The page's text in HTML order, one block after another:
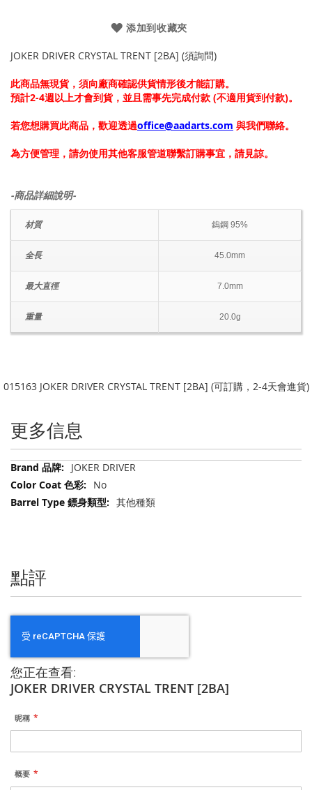
添加到收藏夾
JOKER DRIVER CRYSTAL TRENT [2BA] (須詢問)
此商品無現貨，須向廠商確認供貨情形後才能訂購。
預計2-4週以上才會到貨，並且需事先完成付款 (不適用貨到付款)。
若您想購買此商品，歡迎透過office@aadarts.com 與我們聯絡。
為方便管理，請勿使用其他客服管道聯繫訂購事宜，請見諒。
-商品詳細說明-
材質 鎢鋼 95%
全長 45.0mm
最大直徑 7.0mm
重量 20.0g
015163 JOKER DRIVER CRYSTAL TRENT [2BA] (可訂購，2-4天會進貨)
更多信息
更
多
息
JOKER DRIVER
No
其他種類
點評
您正在查看:
JOKER DRIVER CRYSTAL TRENT [2BA]
昵稱
概要